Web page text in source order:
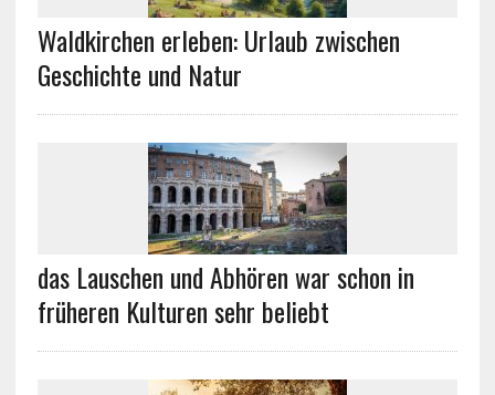
Waldkirchen erleben: Urlaub zwischen
Geschichte und Natur
das Lauschen und Abhören war schon in
früheren Kulturen sehr beliebt